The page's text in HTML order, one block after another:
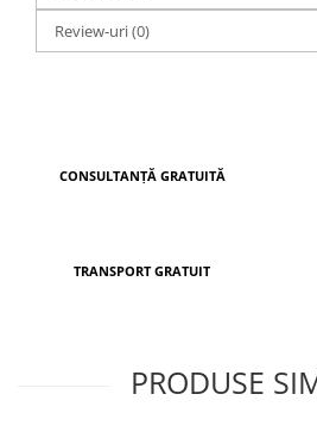
Review-uri(0)
CONSULTANȚĂ GRATUITĂ
TRANSPORT GRATUIT
PRODUSE